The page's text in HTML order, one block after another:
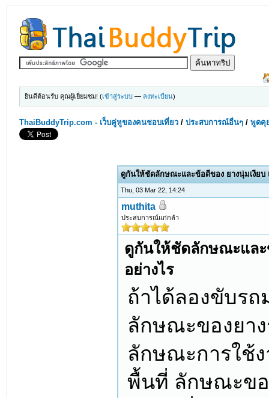
ยินดีต้อนรับ คุณผู้เยี่ยมชม! (เข้าสู่ระบบ — ลงทะเบียน)
ThaiBuddyTrip.com - เว็บคู่หูของคนชอบเที่ยว /ประสบการณ์อื่นๆ /พูดคุ
ดูกันให้ชัดลักษณะและข้อดีของ ยางนุ่มเงียบ
Thu, 03 Mar 22, 14:24
muthita
ประสบการณ์แก่กล้า
ดูกันให้ชัดลักษณะและ
อย่างไร
ถ้าได้ลองขับรถ
ลักษณะของยา
ลักษณะการใช้
พื้นที่ ลักษณะขอ